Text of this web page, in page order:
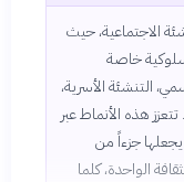
الاجتماعية، حيث
خاصة
التنشئة الأسرية،
هذه الأنماط عبر
يجعلها جزءاً من
الواحدة، كلما